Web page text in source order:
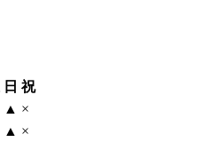
日 祝
▲ ×
▲ ×